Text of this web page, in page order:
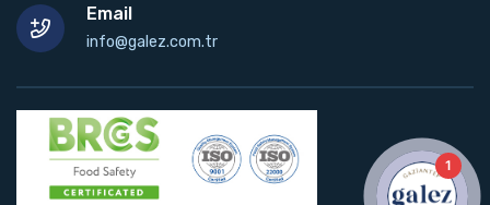
Email
info@galez.com.tr
1